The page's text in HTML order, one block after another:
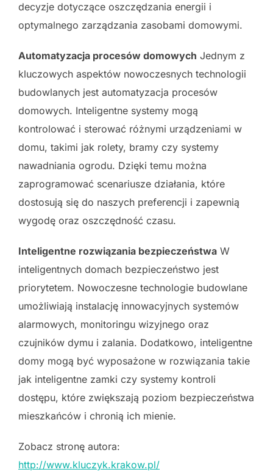
decyzje dotyczące oszczędzania energii i
optymalnego zarządzania zasobami domowymi.
Automatyzacja procesów domowych Jednym z
kluczowych aspektów nowoczesnych technologii
budowlanych jest automatyzacja procesów
domowych. Inteligentne systemy mogą
kontrolować i sterować różnymi urządzeniami w
domu, takimi jak rolety, bramy czy systemy
nawadniania ogrodu. Dzięki temu można
zaprogramować scenariusze działania, które
dostosują się do naszych preferencji i zapewnią
wygodę oraz oszczędność czasu.
Inteligentne rozwiązania bezpieczeństwa W
inteligentnych domach bezpieczeństwo jest
priorytetem. Nowoczesne technologie budowlane
umożliwiają instalację innowacyjnych systemów
alarmowych, monitoringu wizyjnego oraz
czujników dymu i zalania. Dodatkowo, inteligentne
domy mogą być wyposażone w rozwiązania takie
jak inteligentne zamki czy systemy kontroli
dostępu, które zwiększają poziom bezpieczeństwa
mieszkańców i chronią ich mienie.
Zobacz stronę autora:
http://www.kluczyk.krakow.pl/